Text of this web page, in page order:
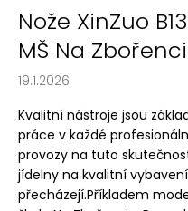
Nože XinZuo
MŠ Na Zbořenci
19.1.2026
Kvalitní nástroje jsou
práce v každé
provozy na tuto
jídelny na kvalitní
přecházejí.Příkladem